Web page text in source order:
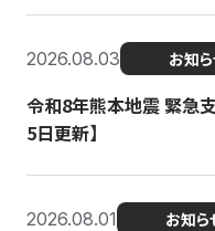
2026.08.03 お知
令和8年熊本地震 緊急
5日更新】
2026.08.01 お知ら